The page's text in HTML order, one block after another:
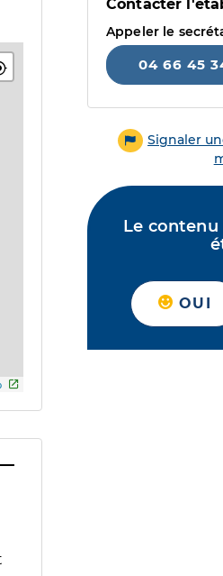
Contacter
Appeler le
04 66 45
Signaler
Le contenu
OUI